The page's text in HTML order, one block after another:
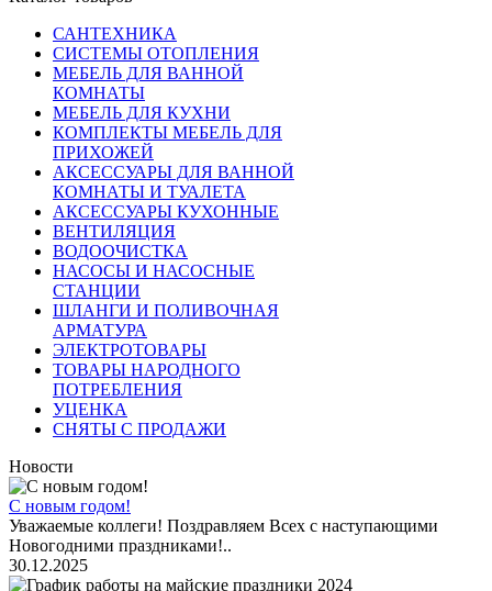
САНТЕХНИКА
СИСТЕМЫ ОТОПЛЕНИЯ
МЕБЕЛЬ ДЛЯ ВАННОЙ
КОМНАТЫ
МЕБЕЛЬ ДЛЯ КУХНИ
КОМПЛЕКТЫ МЕБЕЛЬ ДЛЯ
ПРИХОЖЕЙ
АКСЕССУАРЫ ДЛЯ ВАННОЙ
КОМНАТЫ И ТУАЛЕТА
АКСЕССУАРЫ КУХОННЫЕ
ВЕНТИЛЯЦИЯ
ВОДООЧИСТКА
НАСОСЫ И НАСОСНЫЕ
СТАНЦИИ
ШЛАНГИ И ПОЛИВОЧНАЯ
АРМАТУРА
ЭЛЕКТРОТОВАРЫ
ТОВАРЫ НАРОДНОГО
ПОТРЕБЛЕНИЯ
УЦЕНКА
СНЯТЫ С ПРОДАЖИ
Новости
С новым годом!
Уважаемые коллеги! Поздравляем Всех с наступающими
Новогодними праздниками!..
30.12.2025